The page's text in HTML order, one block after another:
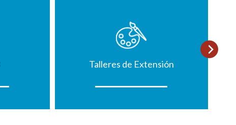
Talleres de Extensión